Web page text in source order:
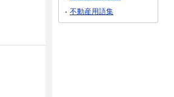
不動産用語集